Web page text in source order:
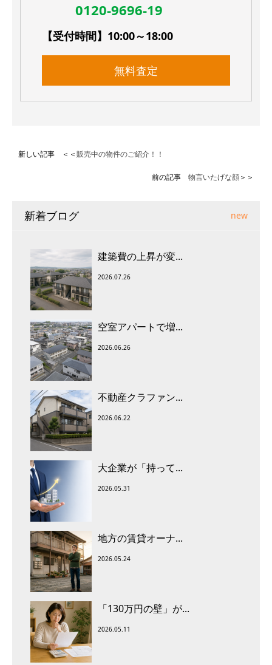
0120-9696-19
【受付時間】10:00～18:00
無料査定
新しい記事 ＜＜販売中の物件のご紹介！！
前の記事 物言いたげな顔＞＞
新着ブログ new
建築費の上昇が変...
2026.07.26
空室アパートで増...
2026.06.26
不動産クラファン...
2026.06.22
大企業が「持って...
2026.05.31
地方の賃貸オーナ...
2026.05.24
「130万円の壁」が...
2026.05.11